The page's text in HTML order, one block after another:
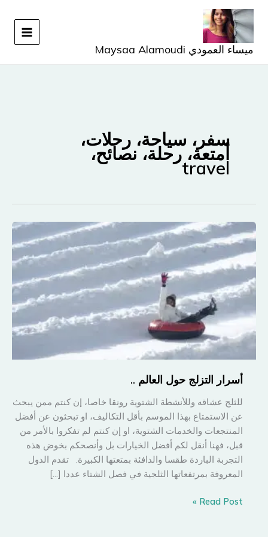
تخطي
المحتوى
ميساء العمودي Maysaa Alamoudi
سفر، سياحة، رحلات،
أمتعة، رحلة، نصائح،
travel
أسرار التزلج حول العالم ..
للثلج عشاقه وللأنشطة الشتوية رونقا خاصا، إن كنتم ممن يبحث
عن الاستمتاع بهذا الموسم بأقل التكاليف، او تبحثون عن أفضل
المنتجعات والخدمات الشتوية، او إن كنتم لم تفكروا بالأمر من
قبل، فهنا أنقل لكم أفضل الخيارات بل وأنصحكم بخوض هذه
التجربة الباردة طقسا والدافئة بمتعتها الكبيرة. تقدم الدول
المعروفة بمرتفعاتها الثلجية في فصل الشتاء عددا […]
أسرار
Read Post »